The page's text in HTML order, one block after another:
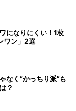
になりにくい！1枚
ワン」2選
なく“かっちり派”も
？